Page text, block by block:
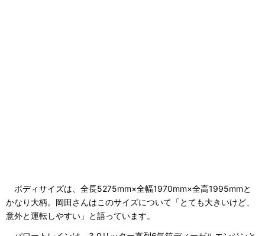
ボディサイズは、全長5275mm×全幅1970mm×全高1995mmと
かなり大柄。岡田さんはこのサイズについて「とても大きいけど、
意外と運転しやすい」と語っています。